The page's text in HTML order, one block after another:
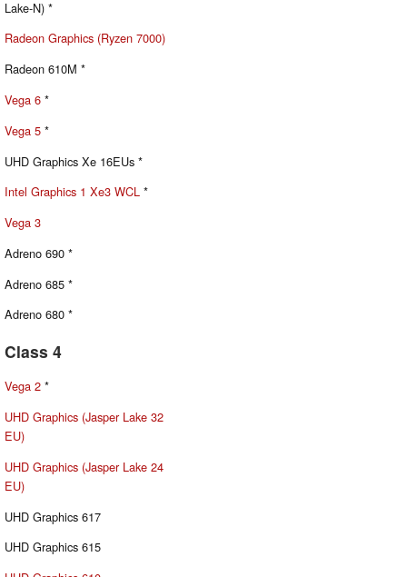
Lake-N) *
Radeon Graphics (Ryzen 7000)
Radeon 610M *
Vega 6 *
Vega 5 *
UHD Graphics Xe 16EUs *
Intel Graphics 1 Xe3 WCL *
Vega 3
Adreno 690 *
Adreno 685 *
Adreno 680 *
Class 4
Vega 2 *
UHD Graphics (Jasper Lake 32
EU)
UHD Graphics (Jasper Lake 24
EU)
UHD Graphics 617
UHD Graphics 615